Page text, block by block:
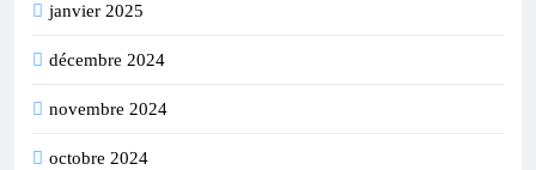
janvier 2025
décembre 2024
novembre 2024
octobre 2024